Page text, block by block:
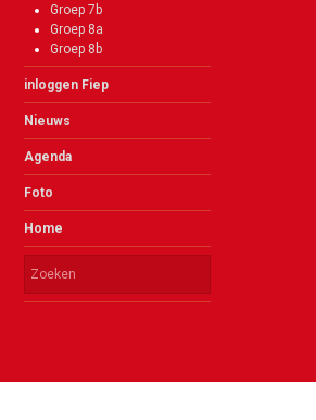
Groep 7b
Groep 8a
Groep 8b
inloggen Fiep
Nieuws
Agenda
Foto
Home